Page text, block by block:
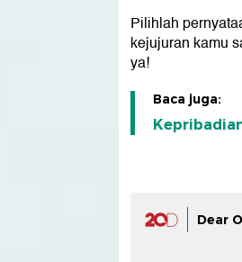
Pilihlah
kejujuran kamu
ya!
Baca juga:
Dear